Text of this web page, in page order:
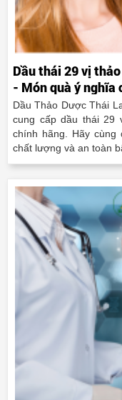
Dầu thái 29 vị
- Món quà ý nghĩa
Dầu Thảo Dược Thái
cung cấp dầu thái 29
chính hãng. Hãy
chất lượng và an toàn